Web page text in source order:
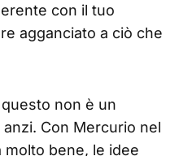
con il tuo
agganciato a ciò che
non è un
Con Mercurio nel
molto bene, le idee